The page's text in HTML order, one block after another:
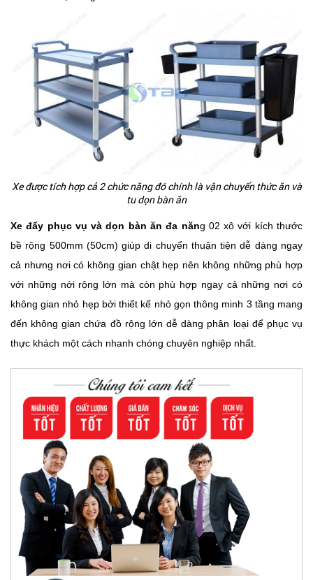
Xe được tích hợp cả 2 chức năng đó chính là vận chuyển thức ăn và
tu dọn bàn ăn
Xe đẩy phục vụ và dọn bàn ăn đa năng 02 xô với kích thước
bề rộng 500mm (50cm) giúp di chuyển thuận tiện dễ dàng ngay
cả nhưng nơi có không gian chật hẹp nên không những phù hợp
với những nới rộng lớn mà còn phù hợp ngay cả những nơi có
không gian nhỏ hẹp bởi thiết kế nhỏ gọn thông minh 3 tầng mang
đến không gian chứa đồ rộng lớn dễ dàng phân loại để phục vụ
thực khách một cách nhanh chóng chuyên nghiệp nhất.